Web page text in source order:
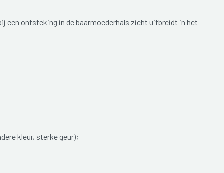
een ontsteking in de baarmoederhals zicht uitbreidt in het
kleur, sterke geur);